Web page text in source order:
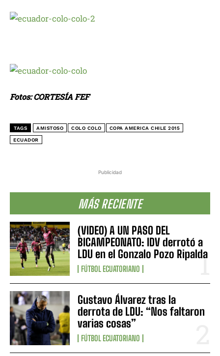
Publicidad
MÁS RECIENTE
(VIDEO) A UN PASO DEL
BICAMPEONATO: IDV derrotó a
LDU en el Gonzalo Pozo Ripalda
FÚTBOL ECUATORIANO
Gustavo Álvarez tras la
derrota de LDU: “Nos faltaron
varias cosas”
FÚTBOL ECUATORIANO
Fotos: CORTESÍA FEF
TAGS AMISTOSO COLO COLO COPA AMERICA CHILE 2015
ECUADOR